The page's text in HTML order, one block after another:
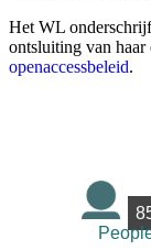
Het WL
ontsluiting van haar
openaccessbeleid.